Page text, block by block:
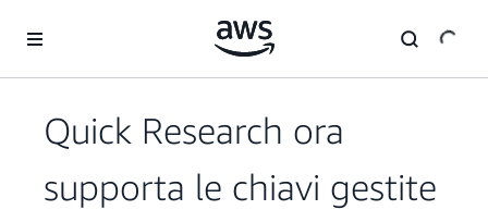
Quick Research ora
supporta le chiavi gestite